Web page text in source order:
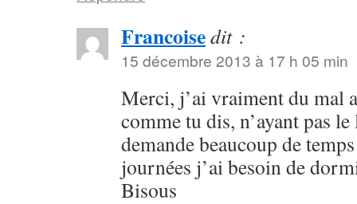
Francoisedit :
15 décembre 2013 à 17 h 05 min
Merci, j’ai vraiment du mal
comme tu dis, n’ayant pas
demande beaucoup de
journées j’ai besoin de
Bisous